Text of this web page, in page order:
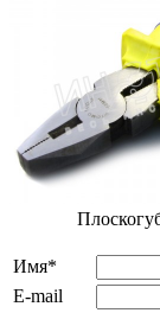
Имя*
E-mail